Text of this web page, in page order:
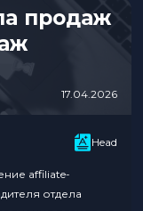
продаж
17.04.2026
Head
affiliate-
отдела